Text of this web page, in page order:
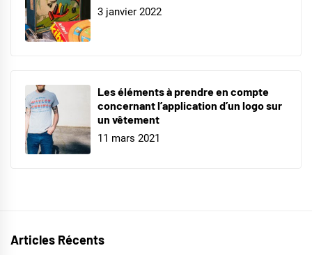
3 janvier 2022
Les éléments à prendre en compte
concernant l’application d’un logo sur
un vêtement
11 mars 2021
Articles Récents